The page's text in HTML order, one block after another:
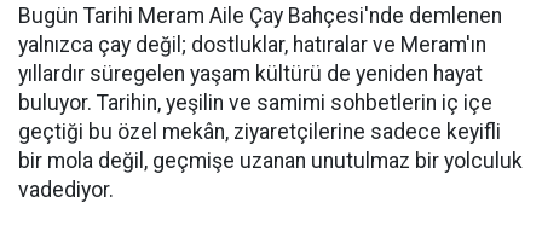
Bugün Tarihi Meram Aile Çay Bahçesi'nde demlenen
yalnızca çay değil; dostluklar, hatıralar ve Meram'ın
yıllardır süregelen yaşam kültürü de yeniden hayat
buluyor. Tarihin, yeşilin ve samimi sohbetlerin iç içe
geçtiği bu özel mekân, ziyaretçilerine sadece keyifli
bir mola değil, geçmişe uzanan unutulmaz bir yolculuk
vadediyor.